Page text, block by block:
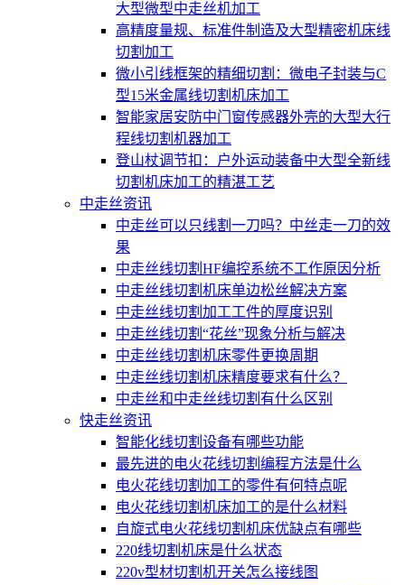
大型微型中走丝机加工
高精度量规、标准件制造及大型精密机床线
切割加工
微小引线框架的精细切割：微电子封装与C
型15米金属线切割机床加工
智能家居安防中门窗传感器外壳的大型大行
程线切割机器加工
登山杖调节扣：户外运动装备中大型全新线
切割机床加工的精湛工艺
中走丝资讯
中走丝可以只线割一刀吗？中丝走一刀的效
果
中走丝线切割HF编控系统不工作原因分析
中走丝线切割机床单边松丝解决方案
中走丝线切割加工工件的厚度识别
中走丝线切割“花丝”现象分析与解决
中走丝线切割机床零件更换周期
中走丝线切割机床精度要求有什么？
中走丝和中走丝线切割有什么区别
快走丝资讯
智能化线切割设备有哪些功能
最先进的电火花线切割编程方法是什么
电火花线切割加工的零件有何特点呢
电火花线切割机床加工的是什么材料
自旋式电火花线切割机床优缺点有哪些
220线切割机床是什么状态
220v型材切割机开关怎么接线图